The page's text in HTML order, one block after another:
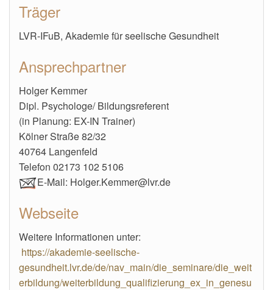
Träger
LVR-IFuB, Akademie für seelische Gesundheit
Ansprechpartner
Holger Kemmer
Dipl. Psychologe/ Bildungsreferent
(in Planung: EX-IN Trainer)
Kölner Straße 82/32
40764 Langenfeld
Telefon 02173 102 5106
E-Mail: Holger.Kemmer@lvr.de
Webseite
Weitere Informationen unter:
https://akademie-seelische-
gesundheit.lvr.de/de/nav_main/die_seminare/die_weit
erbildung/weiterbildung_qualifizierung_ex_in_genesu